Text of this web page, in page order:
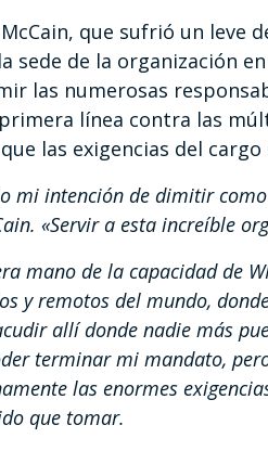
que sufrió un leve
sede de la organización
las numerosas
línea contra las
las exigencias del
mi intención de dimitir
«Servir a esta increíble
mano de la capacidad de
y remotos del mundo,
allí donde nadie más
terminar mi mandato,
las enormes
que tomar.